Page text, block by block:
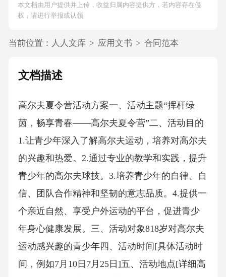
本文档由用户提供并上传，收益归属内容提供方，若内容存在侵
权，请进行举报或认领
当前位置： 人人文库 > 应用文书 > 合同范本
文档描述
高尔夫夏令营活动方案一、活动主题“挥杆绿
茵，畅享青春——高尔夫夏令营”二、活动目的
1.让青少年深入了解高尔夫运动，培养对高尔夫
的兴趣和热爱。2.通过专业的教学和实践，提升
青少年的高尔夫球技。3.培养青少年的自律、自
信、团队合作精神和坚韧的意志品质。4.提供一
个亲近自然、享受户外运动的平台，促进青少
年身心健康发展。三、活动对象818岁对高尔夫
运动感兴趣的青少年四、活动时间[具体活动时
间，例如7月10日7月25日]五、活动地点[详细高